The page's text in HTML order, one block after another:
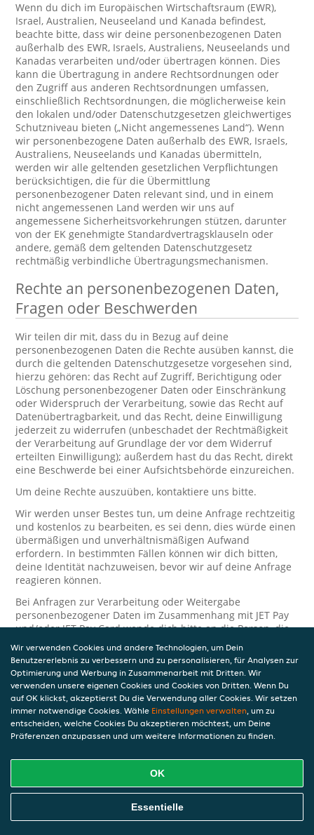
Wenn du dich im Europäischen Wirtschaftsraum (EWR),
Israel, Australien, Neuseeland und Kanada befindest,
beachte bitte, dass wir deine personenbezogenen Daten
außerhalb des EWR, Israels, Australiens, Neuseelands und
Kanadas verarbeiten und/oder übertragen können. Dies
kann die Übertragung in andere Rechtsordnungen oder
den Zugriff aus anderen Rechtsordnungen umfassen,
einschließlich Rechtsordnungen, die möglicherweise kein
den lokalen und/oder Datenschutzgesetzen gleichwertiges
Schutzniveau bieten („Nicht angemessenes Land“). Wenn
wir personenbezogene Daten außerhalb des EWR, Israels,
Australiens, Neuseelands und Kanadas übermitteln,
werden wir alle geltenden gesetzlichen Verpflichtungen
berücksichtigen, die für die Übermittlung
personenbezogener Daten relevant sind, und in einem
nicht angemessenen Land werden wir uns auf
angemessene Sicherheitsvorkehrungen stützen, darunter
von der EK genehmigte Standardvertragsklauseln oder
andere, gemäß dem geltenden Datenschutzgesetz
rechtmäßig verbindliche Übertragungsmechanismen.
Rechte an personenbezogenen Daten,
Fragen oder Beschwerden
Wir teilen dir mit, dass du in Bezug auf deine
personenbezogenen Daten die Rechte ausüben kannst, die
durch die geltenden Datenschutzgesetze vorgesehen sind,
hierzu gehören: das Recht auf Zugriff, Berichtigung oder
Löschung personenbezogener Daten oder Einschränkung
oder Widerspruch der Verarbeitung, sowie das Recht auf
Datenübertragbarkeit, und das Recht, deine Einwilligung
jederzeit zu widerrufen (unbeschadet der Rechtmäßigkeit
der Verarbeitung auf Grundlage der vor dem Widerruf
erteilten Einwilligung); außerdem hast du das Recht, direkt
eine Beschwerde bei einer Aufsichtsbehörde einzureichen.
Um deine Rechte auszuüben, kontaktiere uns bitte.
Wir werden unser Bestes tun, um deine Anfrage rechtzeitig
und kostenlos zu bearbeiten, es sei denn, dies würde einen
übermäßigen und unverhältnismäßigen Aufwand
erfordern. In bestimmten Fällen können wir dich bitten,
deine Identität nachzuweisen, bevor wir auf deine Anfrage
reagieren können.
Bei Anfragen zur Verarbeitung oder Weitergabe
personenbezogener Daten im Zusammenhang mit JET Pay
und/oder JET Pay Card wende dich bitte an die Person, die
dir das JET Pay-Guthaben gewährt (das kann dein
Arbeitgeber, Geschäftspartner usw. sein). Dies ist
erforderlich, da JET und die Person, die dir das Guthaben
gewährt, eine separate Verantwortung für die Verarbeitung
und den Schutz deiner personenbezogenen Daten haben.
Solltest du weitere Fragen oder Beschwerden in Bezug auf
die Verarbeitung deiner personenbezogenen Daten haben,
kontaktieren wir dich gerne. Wir würden uns auch über
Tipps oder Vorschläge zur Verbesserung unserer Erklärung
Sicherheit
Wir verwenden Cookies und andere Technologien, um Dein
Benutzererlebnis zu verbessern und zu personalisieren, für Analysen zur
Optimierung und Werbung in Zusammenarbeit mit Dritten. Wir
verwenden unsere eigenen Cookies und Cookies von Dritten. Wenn Du
auf OK klickst, akzeptierst Du die Verwendung aller Cookies. Wir setzen
immer notwendige Cookies. Wähle Einstellungen verwalten, um zu
entscheiden, welche Cookies Du akzeptieren möchtest, um Deine
Präferenzen anzupassen und um weitere Informationen zu finden.
OK
Essentielle